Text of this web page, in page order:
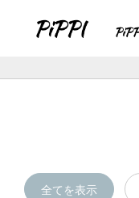
全てを表示